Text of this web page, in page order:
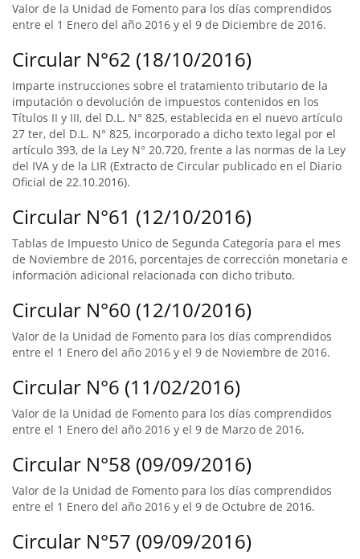
Valor de la Unidad de Fomento para los días comprendidos
entre el 1 Enero del año 2016 y el 9 de Diciembre de 2016.
Circular N°62 (18/10/2016)
Imparte instrucciones sobre el tratamiento tributario de la
imputación o devolución de impuestos contenidos en los
Títulos II y III, del D.L. N° 825, establecida en el nuevo artículo
27 ter, del D.L. N° 825, incorporado a dicho texto legal por el
artículo 393, de la Ley N° 20.720, frente a las normas de la Ley
del IVA y de la LIR (Extracto de Circular publicado en el Diario
Oficial de 22.10.2016).
Circular N°61 (12/10/2016)
Tablas de Impuesto Unico de Segunda Categoría para el mes
de Noviembre de 2016, porcentajes de corrección monetaria e
información adicional relacionada con dicho tributo.
Circular N°60 (12/10/2016)
Valor de la Unidad de Fomento para los días comprendidos
entre el 1 Enero del año 2016 y el 9 de Noviembre de 2016.
Circular N°6 (11/02/2016)
Valor de la Unidad de Fomento para los días comprendidos
entre el 1 Enero del año 2016 y el 9 de Marzo de 2016.
Circular N°58 (09/09/2016)
Valor de la Unidad de Fomento para los días comprendidos
entre el 1 Enero del año 2016 y el 9 de Octubre de 2016.
Circular N°57 (09/09/2016)